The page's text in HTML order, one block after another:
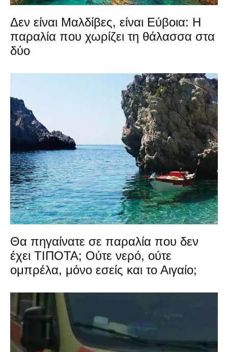
Δεν είναι Μαλδίβες, είναι Εύβοια: Η
παραλία που χωρίζει τη θάλασσα στα
δύο
Θα πηγαίνατε σε παραλία που δεν
έχει ΤΙΠΟΤΑ; Ούτε νερό, ούτε
ομπρέλα, μόνο εσείς και το Αιγαίο;